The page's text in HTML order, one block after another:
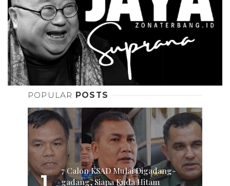
POPULAR POSTS
7 Calon KSAD Mulai Digadang-
gadang, Siapa Kuda Hitam